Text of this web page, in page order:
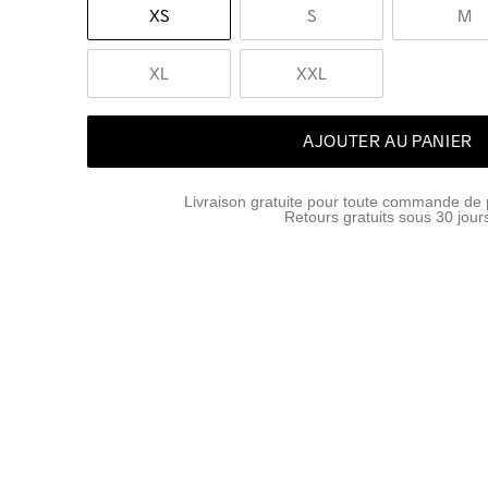
XS S M
XL XXL
AJOUTER AU PANIER
Livraison gratuite pour toute commande de
Retours gratuits sous 30